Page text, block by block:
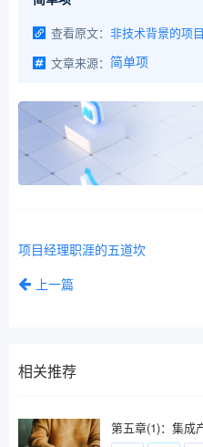
查看原文： 非技术背景的项
文章来源： 简单项
项目经理职涯的五道坎
上一篇
相关推荐
第五章(1)：集成